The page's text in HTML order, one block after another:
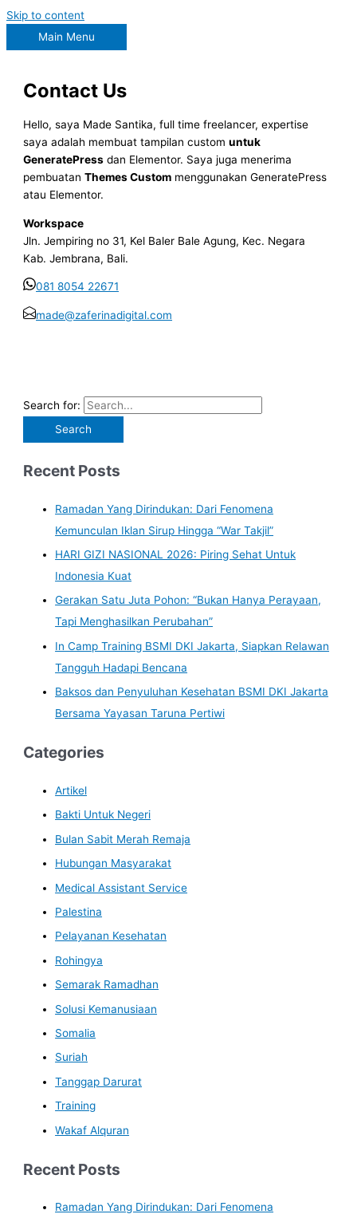
Skip to content
Main Menu
Contact Us
Hello, saya Made Santika, full time freelancer, expertise
saya adalah membuat tampilan customuntuk
GeneratePress dan Elementor. Saya juga menerima
pembuatanThemes Custom menggunakan GeneratePress
atau Elementor.
Workspace
Jln. Jempiring no 31, Kel Baler Bale Agung, Kec. Negara
Kab. Jembrana, Bali.
081 8054 22671
made@zaferinadigital.com
Search for:
Recent Posts
Ramadan Yang Dirindukan: Dari Fenomena
Kemunculan Iklan Sirup Hingga “War Takjil”
HARI GIZI NASIONAL 2026: Piring Sehat Untuk
Indonesia Kuat
Gerakan Satu Juta Pohon: “Bukan Hanya Perayaan,
Tapi Menghasilkan Perubahan”
In Camp Training BSMI DKI Jakarta, Siapkan Relawan
Tangguh Hadapi Bencana
Baksos dan Penyuluhan Kesehatan BSMI DKI Jakarta
Bersama Yayasan Taruna Pertiwi
Categories
Artikel
Bakti Untuk Negeri
Bulan Sabit Merah Remaja
Hubungan Masyarakat
Medical Assistant Service
Palestina
Pelayanan Kesehatan
Rohingya
Semarak Ramadhan
Solusi Kemanusiaan
Somalia
Suriah
Tanggap Darurat
Training
Wakaf Alquran
Recent Posts
Ramadan Yang Dirindukan: Dari Fenomena